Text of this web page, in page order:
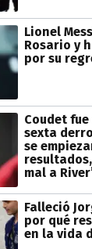
Lionel
Rosario y
por su
Coudet
sexta
se
mal a
Falleció
por qué
en la vida